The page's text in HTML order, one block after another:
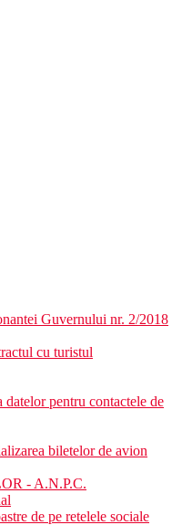
redusa
cost)
(contra cost)
Guvernului nr. 2/2018
cu turistul
pentru contactele de
biletelor de avion
- A.N.P.C.
de pe retelele sociale